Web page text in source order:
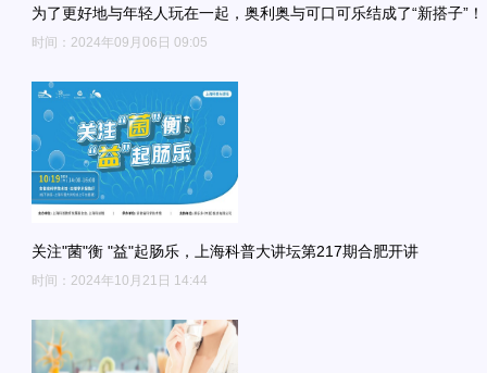
为了更好地与年轻人玩在一起，奥利奥与可口可乐结成了“新搭子”！
时间：2024年09月06日 09:05
关注"菌"衡 "益"起肠乐，上海科普大讲坛第217期合肥开讲
时间：2024年10月21日 14:44